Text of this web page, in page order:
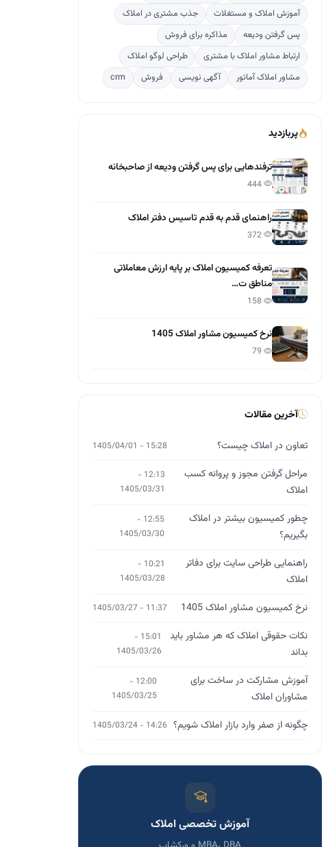
آموزش املاک و مستغلات
جذب مشتری در املاک
پس گرفتن ودیعه
مذاکره برای فروش
ارتباط مشاور املاک با مشتری
طراحی لوگو املاک
مشاور املاک آماتور
آگهی نویسی فروش crm
پربازدید
ترفندهایی برای پس گرفتن ودیعه از صاحبخانه
راهنمای قدم به قدم تاسیس دفتر املاک
تعرفه کمیسیون املاک بر پایه ارزش معاملاتی
مناطق ت…
نرخ کمیسیون مشاور املاک 1405
آخرین مقالات
تعاون در املاک چیست؟ 15:28 - 1405/04/01
مراحل گرفتن مجوز و پروانه کسب
املاک
12:13 -
1405/03/31
چطور کمیسیون بیشتر در املاک
بگیریم؟
12:55 -
1405/03/30
راهنمایی طراحی سایت برای دفاتر
املاک
10:21 -
1405/03/28
نرخ کمیسیون مشاور املاک 1405 11:37 - 1405/03/27
نکات حقوقی املاک که هر مشاور باید
بداند
15:01 -
1405/03/26
آموزش مشارکت در ساخت برای
مشاوران املاک
12:00 -
1405/03/25
چگونه از صفر وارد بازار املاک شویم؟ 14:26 - 1405/03/24
آموزش تخصصی املاک